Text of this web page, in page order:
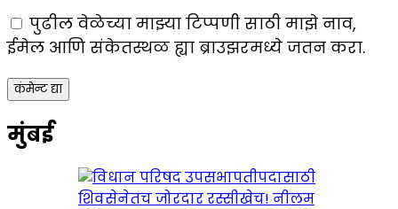
पुढील वेळेच्या माझ्या टिप्पणी साठी माझे नाव,
ईमेल आणि संकेतस्थळ ह्या ब्राउझरमध्ये जतन करा.
मुंबई